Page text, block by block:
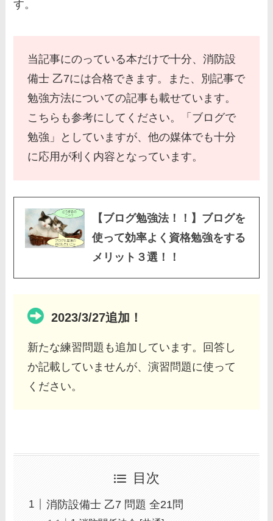
す。
当記事にのっている本だけで十分、消防設
備士 乙7には合格できます。また、別記事で
勉強方法についての記事も載せています。
こちらも参考にしてください。「ブログで
勉強」としていますが、他の媒体でも十分
に応用が利く内容となっています。
【ブログ勉強法！！】ブログを
使って効率よく資格勉強をする
メリット３選！！
2023/3/27追加！
新たな練習問題も追加しています。回答し
か記載していませんが、演習問題に使って
ください。
目次
消防設備士 乙7 問題 全21問